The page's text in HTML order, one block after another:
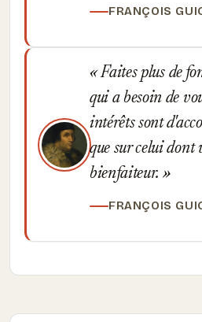
FRANÇOIS
Faites plus de
qui a besoin de
intérêts sont
que sur celui dont
bienfaiteur.
FRANÇOIS